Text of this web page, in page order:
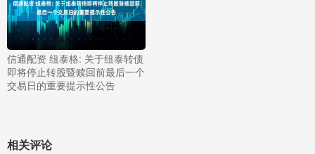
信通配资 纽泰格: 关于纽泰转债
即将停止转股暨赎回前最后一个
交易日的重要提示性公告
相关评论